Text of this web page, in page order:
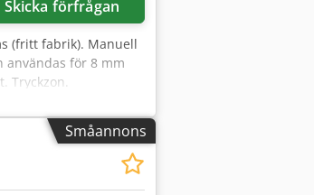
Skicka förfrågan
(fritt fabrik). Manuell
användas för 8 mm
Tryckzon.
med ett
Småannons